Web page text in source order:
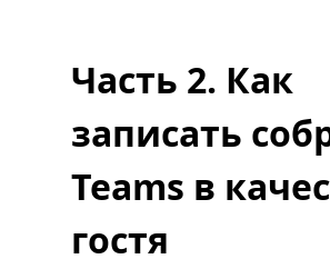
Часть 2. Как
записать
Teams в
гостя